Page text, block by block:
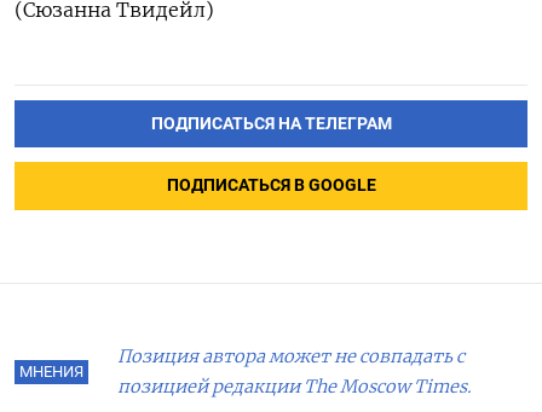
(Сюзанна Твидейл)
ПОДПИСАТЬСЯ НА ТЕЛЕГРАМ
ПОДПИСАТЬСЯ В GOOGLE
МНЕНИЯ
Позиция автора может не совпадать с
позицией редакции The Moscow Times.